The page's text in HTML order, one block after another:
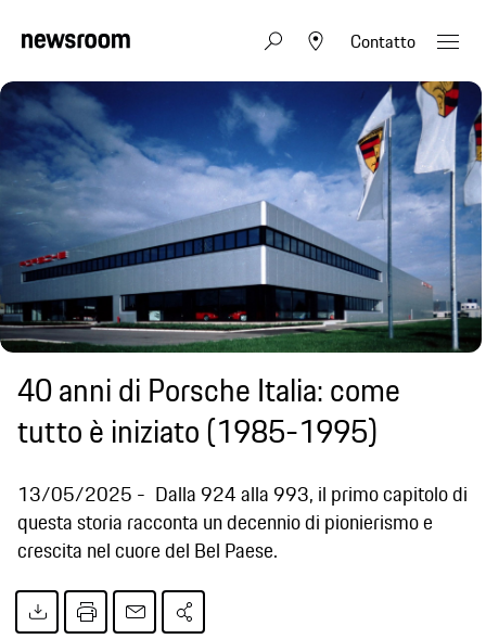
Contatto
40 anni di Porsche Italia: come
tutto è iniziato (1985-1995)
13/05/2025
Dalla 924 alla 993, il primo capitolo di
questa storia racconta un decennio di pionierismo e
crescita nel cuore del Bel Paese.